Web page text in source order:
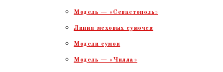
Модель — «Севастополь»
Линия меховых сумочек
Модели сумок
Модель — «Чилла»